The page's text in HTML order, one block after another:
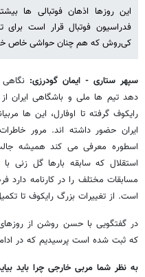
این روزها اذهان فوتبالی ها
فدراسیون فوتبال قرار است
کی‌روش که هم چنان حواشی خاص
سپهر ستاری - ایمان گودرزی:
دهد تیم ها ملی و باشگاهی ایران
رایکوف گرفته تا اوفارل، این ها
ایران حضور داشته اند. مرور
اسطوره معرفی می کند همیشه
استقلال که سابقه بارها گل زنی
مسابقات مختلف را در کارنامه دارد
است. از تغییرات بزرگ رایکوف تا
در گفتگویی با حسن روشن از
که ثبت شده است پرسیدیم که در
به نظر شما مربی خارجی چرا باید